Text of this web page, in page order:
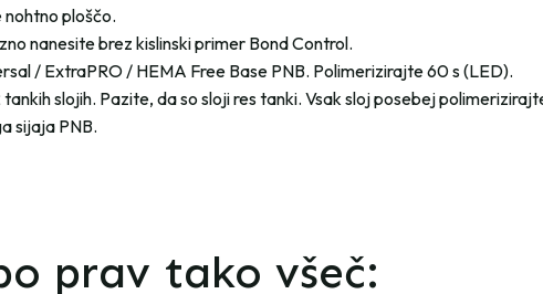
ploščo.
nanesite brez kislinski primer Bond Control.
/ ExtraPRO / HEMA Free Base PNB. Polimerizirajte 60 s (LED).
slojih. Pazite, da so sloji res tanki. Vsak sloj posebej
sijaja PNB.
prav tako všeč: